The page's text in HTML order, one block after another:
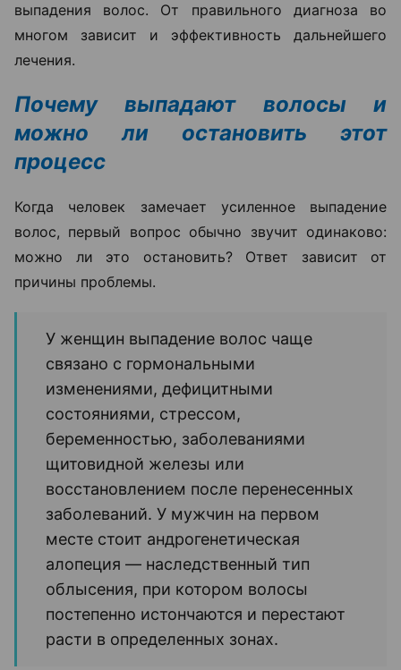
выпадения волос. От правильного диагноза во
многом зависит и эффективность дальнейшего
лечения.
Почему выпадают волосы и
можно ли остановить этот
процесс
Когда человек замечает усиленное выпадение
волос, первый вопрос обычно звучит одинаково:
можно ли это остановить? Ответ зависит от
причины проблемы.
У женщин выпадение волос чаще
связано с гормональными
изменениями, дефицитными
состояниями, стрессом,
беременностью, заболеваниями
щитовидной железы или
восстановлением после перенесенных
заболеваний. У мужчин на первом
месте стоит андрогенетическая
алопеция — наследственный тип
облысения, при котором волосы
постепенно истончаются и перестают
расти в определенных зонах.